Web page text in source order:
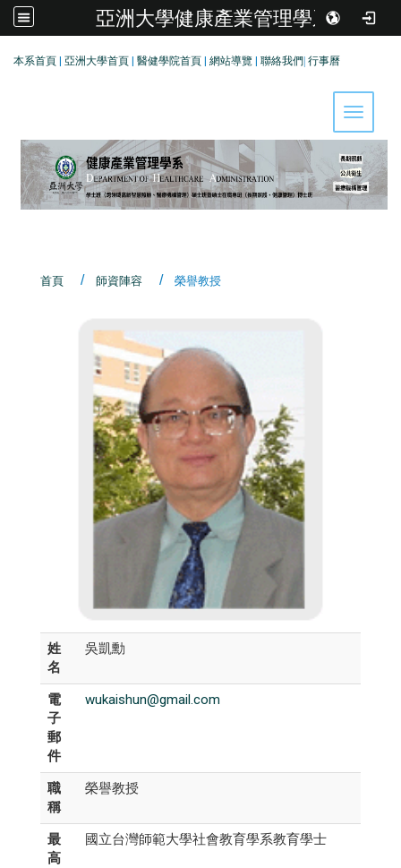
亞洲大學健康產業管理學系
本系首頁 亞洲大學首頁 醫健學院首頁 網站導覽 聯絡我們 行事曆
Toggle
首頁 師資陣容 榮譽教授
姓
名
吳凱勳
電
子
郵
件
wukaishun@gmail.com
職
稱
榮譽教授
最
高
國立台灣師範大學社會教育學系教育學士